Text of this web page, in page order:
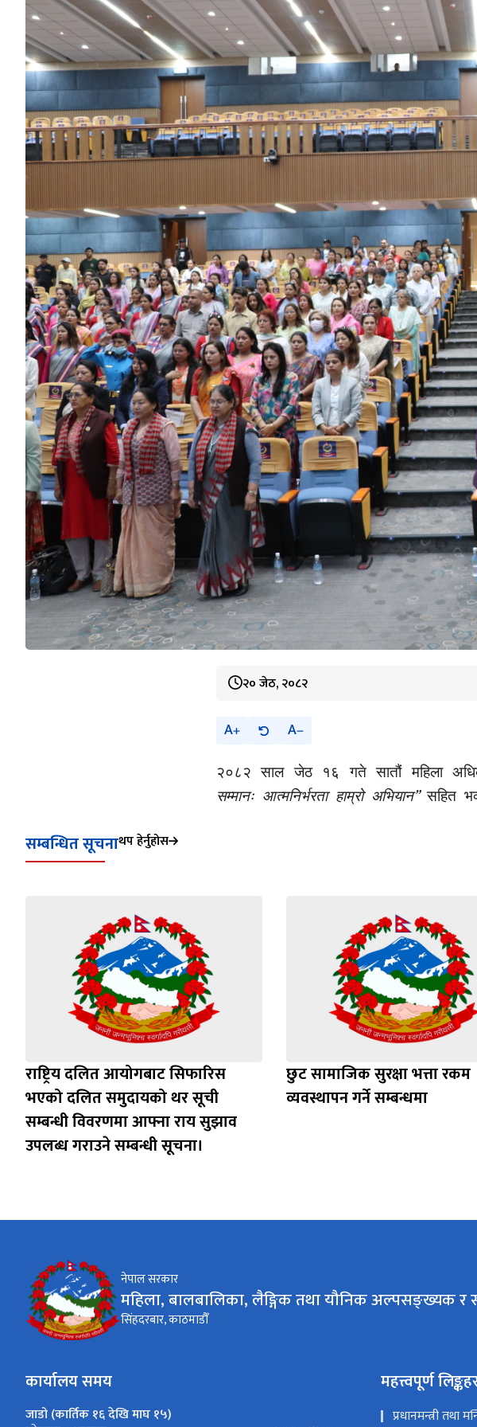
२० जेठ, २०८२
A A
२०८२ साल जेठ १६ गते सातौं महिला
सम्मानः आत्मनिर्भरता हाम्रो अभियान”सहित
सम्बन्धित सूचनाथप हेर्नुहोस
राष्ट्रिय दलित आयोगबाट सिफारिस
भएको दलित समुदायको थर सूची
सम्बन्धी विवरणमा आफ्ना राय सुझाव
उपलब्ध गराउने सम्बन्धी सूचना।
छुट सामाजिक सुरक्षा भत्ता रकम
व्यवस्थापन गर्ने सम्बन्धमा
नेपाल सरकार
महिला, बालबालिका, लैङ्गिक तथा यौनिक अल्पसङ्ख्यक र
सिंहदरबार, काठमाडौँ
कार्यालय समय
जाडो (कार्तिक १६ देखि माघ १५)
महत्त्वपूर्ण
प्रधानमन्त्री तथा